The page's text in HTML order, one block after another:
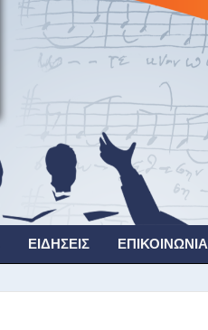
ΕΙΔΉΣΕΙΣ ΕΠΙΚΟΙΝΩΝΊΑ